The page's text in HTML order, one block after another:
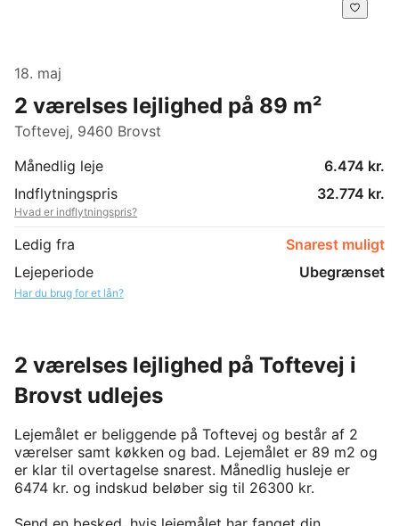
18. maj
2 værelses lejlighed på 89 m²
Toftevej, 9460 Brovst
Månedlig leje
6.474 kr.
Indflytningspris
32.774 kr.
Hvad er indflytningspris?
Ledig fra
Snarest muligt
Lejeperiode
Ubegrænset
Har du brug for et lån?
2 værelses lejlighed på Toftevej i
Brovst udlejes
Lejemålet er beliggende på Toftevej og består af 2
værelser samt køkken og bad. Lejemålet er 89 m2 og
er klar til overtagelse snarest. Månedlig husleje er
6474 kr. og indskud beløber sig til 26300 kr.